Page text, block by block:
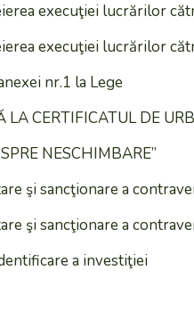
execuţiei lucrărilor
execuţiei lucrărilor
nr.1 la Lege
LA CERTIFICATUL DE
NESCHIMBARE”
şi sancţionare a
şi sancţionare a
a investiţiei